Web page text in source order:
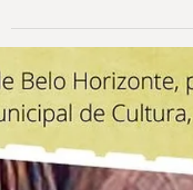
Programação dia 15/11/2021 e fotos